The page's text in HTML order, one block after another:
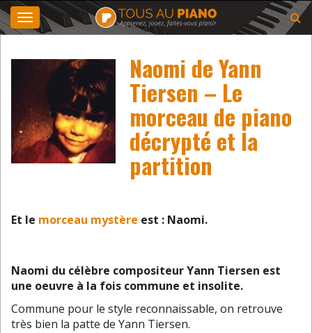
Toggle
navigation
Naomi de Yann
Tiersen – Le
morceau de piano
décrypté et la
partition
Et le morceau mystère est : Naomi.
Naomi du célèbre compositeur Yann Tiersen est
une oeuvre à la fois commune et insolite.
Commune pour le style reconnaissable, on retrouve
très bien la patte de Yann Tiersen.